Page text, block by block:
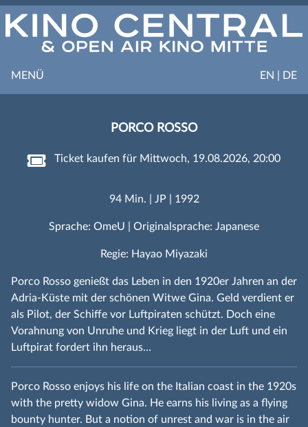
EN | DE
MENÜ
PORCO ROSSO
Ticket kaufen für Mittwoch, 19.08.2026, 20:00
94 Min. | JP | 1992
Sprache: OmeU | Originalsprache: Japanese
Regie: Hayao Miyazaki
Porco Rosso genießt das Leben in den 1920er Jahren an der
Adria-Küste mit der schönen Witwe Gina. Geld verdient er
als Pilot, der Schiffe vor Luftpiraten schützt. Doch eine
Vorahnung von Unruhe und Krieg liegt in der Luft und ein
Luftpirat fordert ihn heraus…
Porco Rosso enjoys his life on the Italian coast in the 1920s
with the pretty widow Gina. He earns his living as a flying
bounty hunter. But a notion of unrest and war is in the air